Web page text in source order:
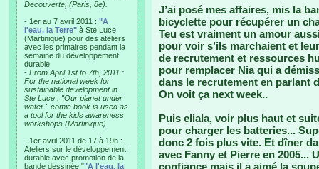
Decouverte, (Paris, 8e).
- 1er au 7 avril 2011 : "A
l'eau, la Terre" à Ste Luce
(Martinique) pour des ateliers
avec les primaires pendant la
semaine du développement
durable.
- From April 1st to 7th, 2011 :
For the national week for
sustainable development in
Ste Luce , "Our planet under
water " comic book is used as
a tool for the kids awareness
workshops (Martinique)
- 1er avril 2011 de 17 à 19h :
Ateliers sur le développement
durable avec promotion de la
bande dessinée ""A l'eau, la
J’ai posé mes affaires, mis la
bicyclette pour récupérer un
Teu est vraiment un amour
pour voir s’ils marchaient et
de recrutement et ressources
pour remplacer Nia qui a
dans le recrutement en parlant
On voit ça next week..
Puis eliala, voir plus haut et
pour charger les batteries...
donc 2 fois plus vite. Et dîner
avec Fanny et Pierre en 2005...
confiance mais il a aimé la